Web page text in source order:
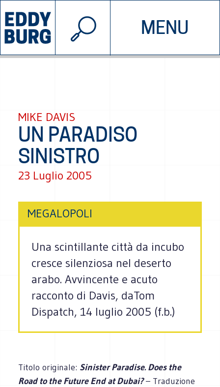
MENU
INIZIATIVE CHI SIAMO
© 2026 EDDYBURG
MIKE DAVIS
UN PARADISO
SINISTRO
23 Luglio 2005
MEGALOPOLI
Una scintillante città da incubo
cresce silenziosa nel deserto
arabo. Avvincente e acuto
racconto di Davis, daTom
Dispatch, 14 luglio 2005 (f.b.)
Titolo originale: Sinister Paradise.Does the
Road to the Future End at Dubai?– Traduzione